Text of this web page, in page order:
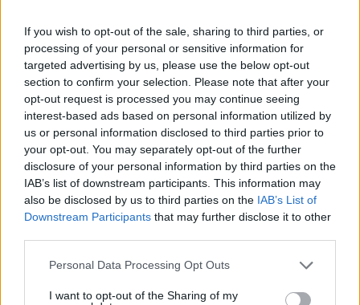
If you wish to opt-out of the sale, sharing to third parties, or
processing of your personal or sensitive information for
targeted advertising by us, please use the below opt-out
section to confirm your selection. Please note that after your
opt-out request is processed you may continue seeing
interest-based ads based on personal information utilized by
us or personal information disclosed to third parties prior to
your opt-out. You may separately opt-out of the further
disclosure of your personal information by third parties on the
IAB’s list of downstream participants. This information may
also be disclosed by us to third parties on the IAB’s List of
Downstream Participants that may further disclose it to other
Please note that this website/app uses one or more Google
not limited to your visit or usage behaviour. You may click to
Personal Data Processing Opt Outs
I want to opt-out of the Sharing of my
γεννήθηκαν από εγκαταλελειμμένα
μεταλλεία δημιουργώντας ένα
μοναδικό οικοσύστημα, δείτε
αεροφωτογραφίες
07.08.2026, 15:58 39
Η Μαρίνα Βερνίκου έπιασε
λαγοκέφαλο: Δεν υπάρχει κανένας
λόγος να φοβόμαστε ή να
αποφεύγουμε τη θάλασσα, λέει
07.08.2026, 18:13 21